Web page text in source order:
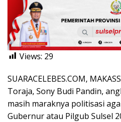
Views: 29
SUARACELEBES.COM,
Toraja, Sony Budi Pandin,
masih maraknya politisasi
Gubernur atau Pilgub Sulsel